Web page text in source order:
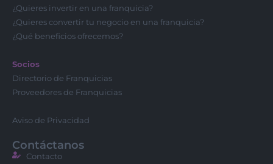
¿Quieres invertir en una franquicia?
¿Quieres convertir tu negocio en una franquicia?
¿Qué beneficios ofrecemos?
Socios
Directorio de Franquicias
Proveedores de Franquicias
Aviso de Privacidad
Contáctanos
Contacto